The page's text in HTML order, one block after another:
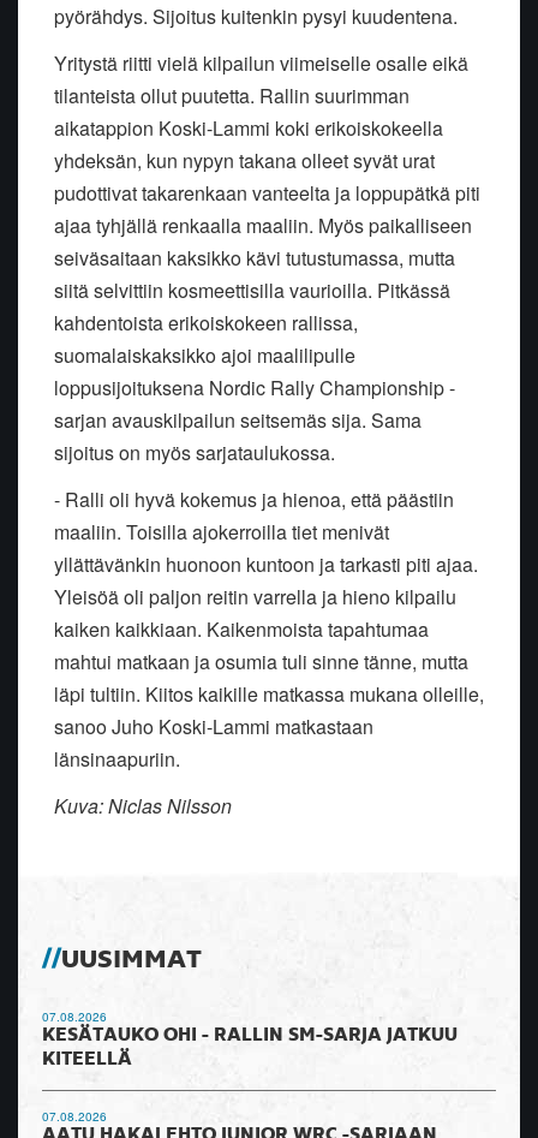
pyörähdys. Sijoitus kuitenkin pysyi kuudentena.
Yritystä riitti vielä kilpailun viimeiselle osalle eikä
tilanteista ollut puutetta. Rallin suurimman
aikatappion Koski-Lammi koki erikoiskokeella
yhdeksän, kun nypyn takana olleet syvät urat
pudottivat takarenkaan vanteelta ja loppupätkä piti
ajaa tyhjällä renkaalla maaliin. Myös paikalliseen
seiväsaitaan kaksikko kävi tutustumassa, mutta
siitä selvittiin kosmeettisilla vaurioilla. Pitkässä
kahdentoista erikoiskokeen rallissa,
suomalaiskaksikko ajoi maalilipulle
loppusijoituksena Nordic Rally Championship -
sarjan avauskilpailun seitsemäs sija. Sama
sijoitus on myös sarjataulukossa.
- Ralli oli hyvä kokemus ja hienoa, että päästiin
maaliin. Toisilla ajokerroilla tiet menivät
yllättävänkin huonoon kuntoon ja tarkasti piti ajaa.
Yleisöä oli paljon reitin varrella ja hieno kilpailu
kaiken kaikkiaan. Kaikenmoista tapahtumaa
mahtui matkaan ja osumia tuli sinne tänne, mutta
läpi tultiin. Kiitos kaikille matkassa mukana olleille,
sanoo Juho Koski-Lammi matkastaan
länsinaapuriin.
Kuva: Niclas Nilsson
UUSIMMAT
07.08.2026
KESÄTAUKO OHI - RALLIN SM-SARJA JATKUU
KITEELLÄ
07.08.2026